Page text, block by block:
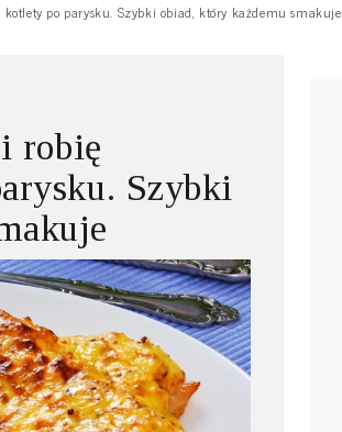
po parysku. Szybki obiad, który każdemu smakuje
robię
Szybki